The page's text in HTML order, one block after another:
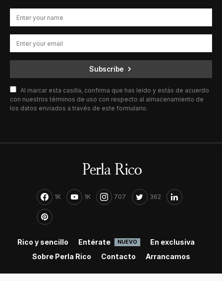
Subscribe
Al marcar esta casilla, confirma que has leído y estás de acuerdo
con nuestros términos de uso con respecto al almacenamiento de
los datos enviados a través de este formulario.
1K 1K 707 362
Rico y sencillo Entérate NUEVO
En exclusiva
Sobre Perla Rico
Contacto Arrancamos
Distributed & Powered byKn2s Productions